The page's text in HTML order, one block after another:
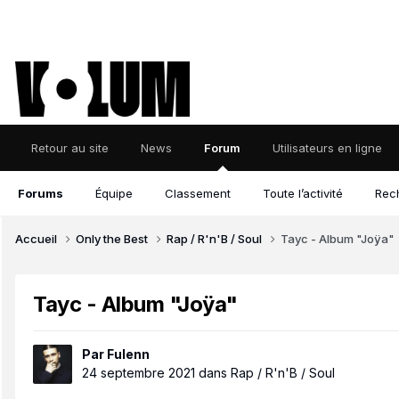
Retour au site News Forum
Forums Équipe Classement Toute l’activité
Utilisateurs en ligne
Accueil Only the Best Rap / R'n'B / Soul Tayc - Album "Joÿa"
Tayc - Album "Joÿa"
Par Fulenn
24 septembre 2021 dans Rap / R'n'B / Soul